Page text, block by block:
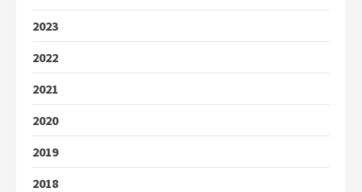
2023
2022
2021
2020
2019
2018